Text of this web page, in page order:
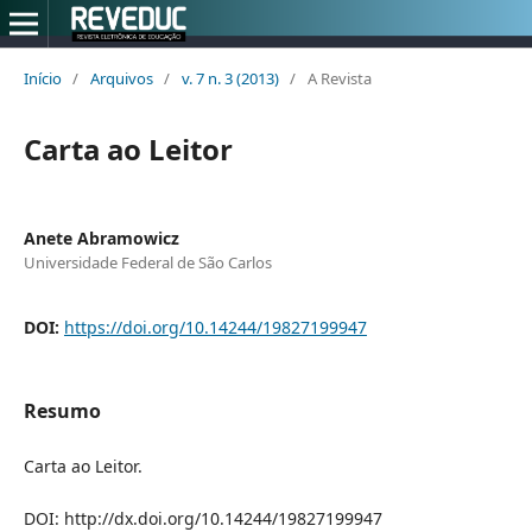
Início / Arquivos / v. 7 n. 3 (2013) / A Revista
Carta ao Leitor
Anete Abramowicz
Universidade Federal de São Carlos
DOI: https://doi.org/10.14244/19827199947
Resumo
Carta ao Leitor.
DOI: http://dx.doi.org/10.14244/19827199947